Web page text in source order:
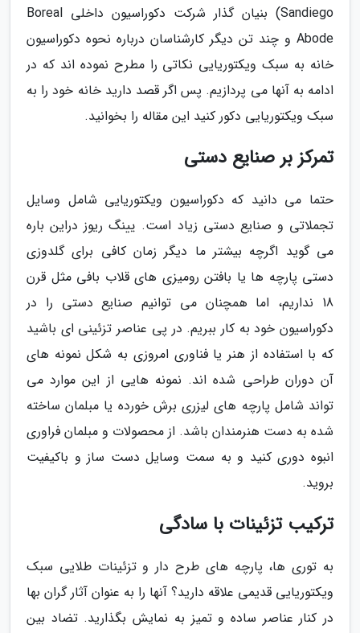
Sandiego) بنیان گذار شرکت دکوراسیون داخلی Boreal
Abode و چند تن دیگر کارشناسان درباره نحوه دکوراسیون
خانه به سبک ویکتوریایی نکاتی را مطرح نموده اند که در
ادامه به آنها می پردازیم. پس اگر قصد دارید خانه خود را به
سبک ویکتوریایی دکور کنید این مقاله را بخوانید.
تمرکز بر صنایع دستی
حتما می دانید که دکوراسیون ویکتوریایی شامل وسایل
تجملاتی و صنایع دستی زیاد است. یینگ ریوز دراین باره
می گوید اگرچه بیشتر ما دیگر زمان کافی برای گلدوزی
دستی پارچه ها یا بافتن رومیزی های قلاب بافی مثل قرن
18 نداریم، اما همچنان می توانیم صنایع دستی را در
دکوراسیون خود به کار ببریم. در پی عناصر تزئینی ای باشید
که با استفاده از هنر یا فناوری امروزی به شکل نمونه های
آن دوران طراحی شده اند. نمونه هایی از این موارد می
تواند شامل پارچه های لیزری برش خورده یا مبلمان ساخته
شده به دست هنرمندان باشد. از محصولات و مبلمان فراوری
انبوه دوری کنید و به سمت وسایل دست ساز و باکیفیت
بروید.
ترکیب تزئینات با سادگی
به توری ها، پارچه های طرح دار و تزئینات طلایی سبک
ویکتوریایی قدیمی علاقه دارید؟ آنها را به عنوان آثار گران بها
در کنار عناصر ساده و تمیز به نمایش بگذارید. تضاد بین